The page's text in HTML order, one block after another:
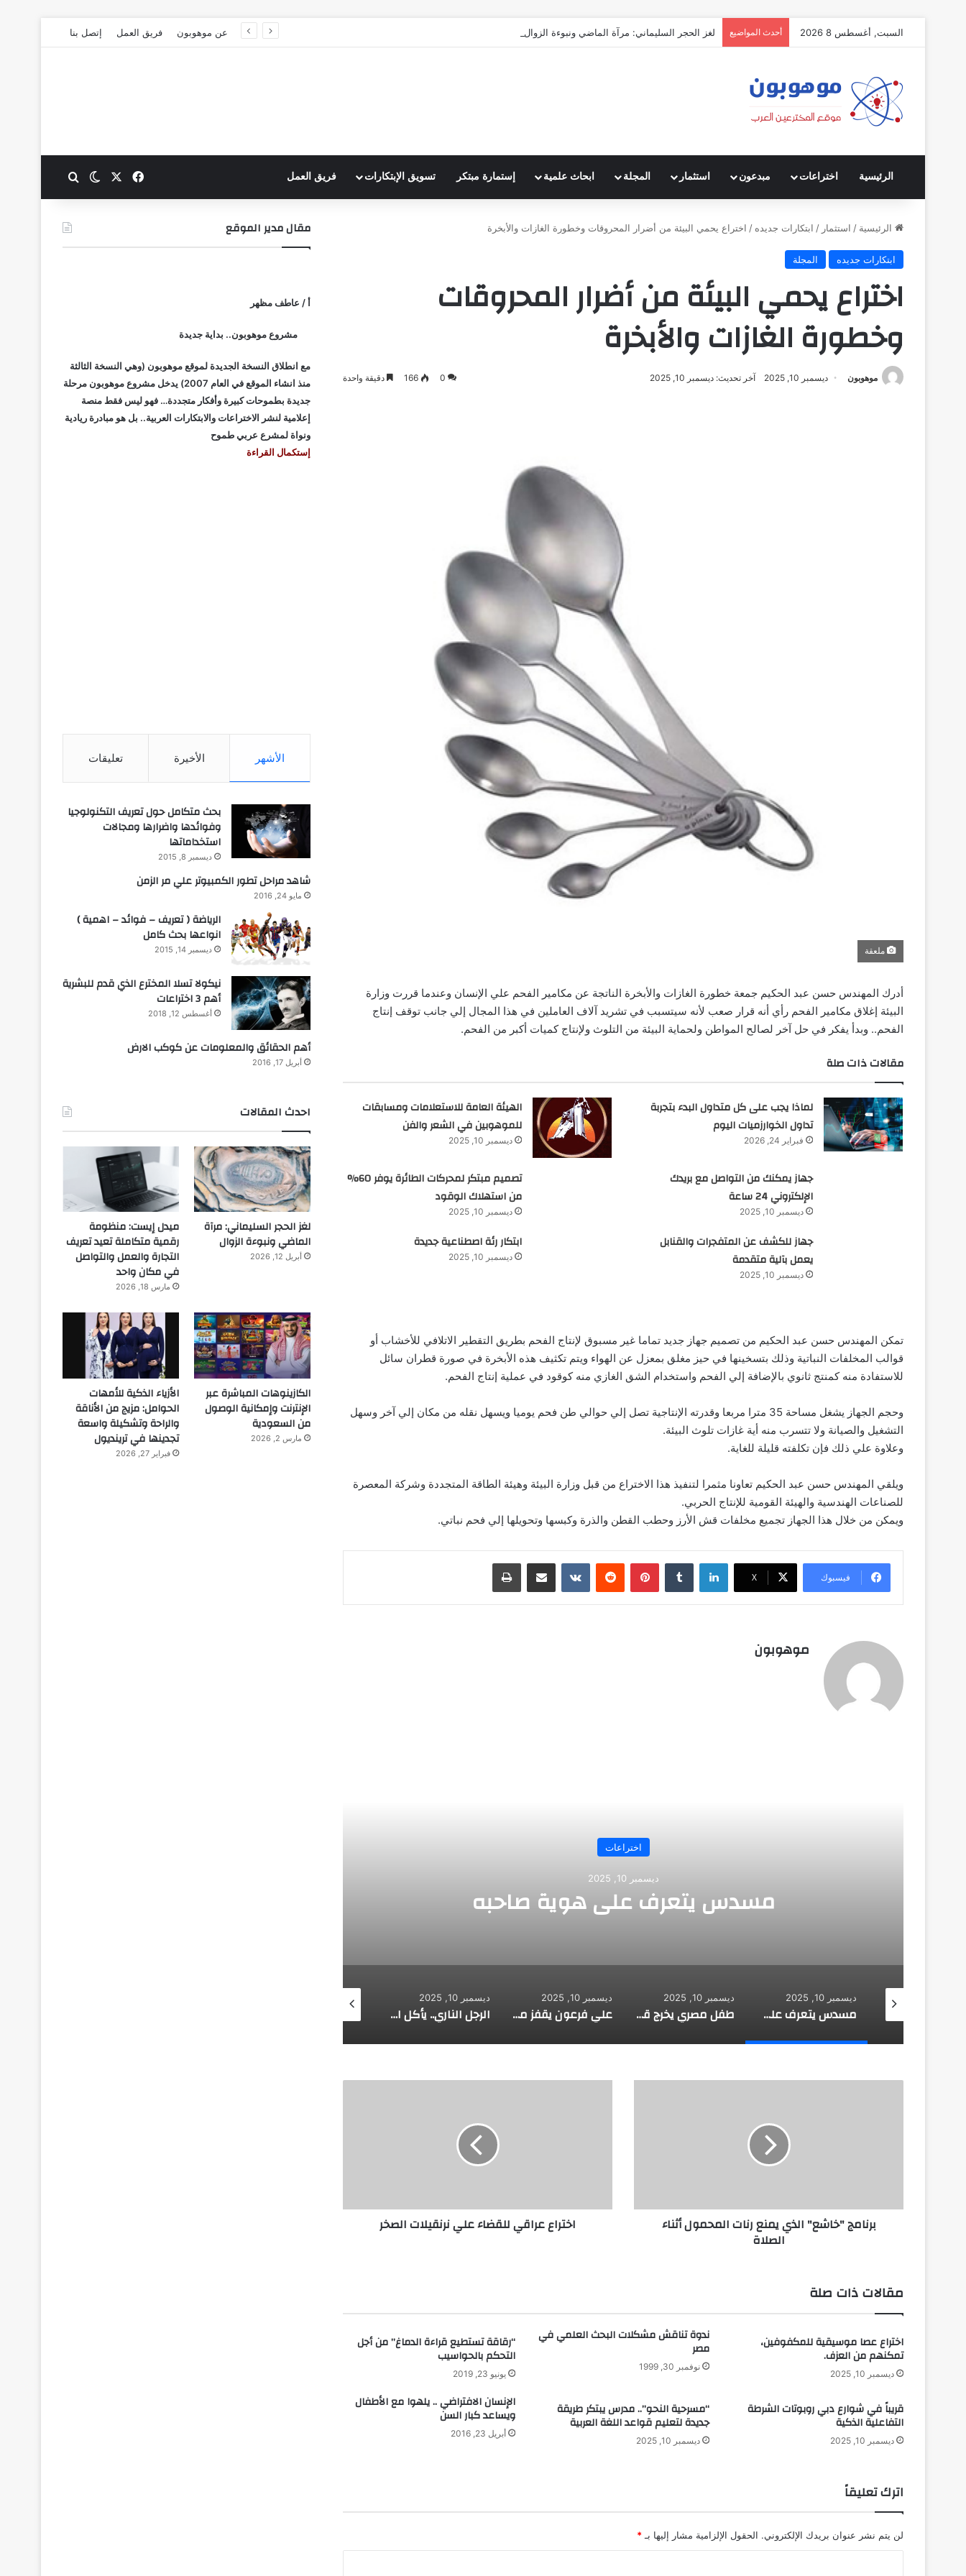
السبت, أغسطس 8 2026 أحدث المواضيع لغز الحجر السليماني: مرآة الماضي ونبوءة الزوال عن موهوبون فريق العمل إتصل بنا
الرئيسية اختراعات مبدعون استثمار المجلة ابحاث علمية إستمارة مبتكر تسويق الإبتكارات فريق العمل فيسبوك الوضع المظلم
الرئيسية / استثمار / ابتكارات جديده / اختراع يحمي البيئة من أضرار المحروقات وخطورة الغازات والأبخرة
ابتكارات جديده المجلة
اختراع يحمي البيئة من أضرار المحروقات
وخطورة الغازات والأبخرة
موهوبون ديسمبر 10, 2025 آخر تحديث: ديسمبر 10, 2025 0
166 دقيقة واحدة
ملعقة
أدرك المهندس حسن عبد الحكيم جمعة خطورة الغازات والأبخرة الناتجة عن مكامير الفحم علي الإنسان وعندما قررت وزارة
البيئة إغلاق مكامير الفحم رأي أنه قرار صعب لأنه سيتسبب في تشريد آلاف العاملين في هذا المجال إلي جانب توقف إنتاج
الفحم.. وبدأ يفكر في حل آخر لصالح المواطن ولحماية البيئة من التلوث ولإنتاج كميات أكبر من الفحم.
مقالات ذات صلة
لماذا يجب على كل متداول البدء بتجربة
تداول الخوارزميات اليوم
فبراير 24, 2026
الهيئة العامة للاستعلامات ومسابقات
للموهوبين في الشعر والفن
ديسمبر 10, 2025
جهاز يمكنك من التواصل مع بريدك
الإلكتروني 24 ساعة
ديسمبر 10, 2025
تصميم مبتكر لمحركات الطائرة يوفر 60%
من استهلاك الوقود
ديسمبر 10, 2025
جهاز للكشف عن المتفجرات والقنابل
يعمل بآلية متقدمة
ديسمبر 10, 2025
ابتكار رئة اصطناعية جديدة
ديسمبر 10, 2025
تمكن المهندس حسن عبد الحكيم من تصميم جهاز جديد تماما غير مسبوق لإنتاج الفحم بطريق التقطير الاتلافي للأخشاب أو
قوالب المخلفات النباتية وذلك بتسخينها في حيز مغلق بمعزل عن الهواء ويتم تكثيف هذه الأبخرة في صورة قطران سائل
للاستفادة منه كمنتج ثانوي بالإضافة إلي الفحم واستخدام الشق الغازي منه كوقود في عملية إنتاج الفحم.
وحجم الجهاز يشغل مساحة 35 مترا مربعا وقدرته الإنتاجية تصل إلي حوالي طن فحم يوميا ويسهل نقله من مكان إلي آخر وسهل
التشغيل والصيانة ولا تتسرب منه أية غازات تلوث البيئة.
وعلاوة علي ذلك فإن تكلفته قليلة للغاية.
ويلقي المهندس حسن عبد الحكيم تعاونا مثمرا لتنفيذ هذا الاختراع من قبل وزارة البيئة وهيئة الطاقة المتجددة وشركة المعصرة
للصناعات الهندسية والهيئة القومية للإنتاج الحربي.
ويمكن من خلال هذا الجهاز تجميع مخلفات قش الأرز وحطب القطن والذرة وكبسها وتحويلها إلي فحم نباتي.
فيسبوك ‫X
لينكدإن بينتيريست
موهوبون
اختراعات
ديسمبر 10, 2025
مسدس يتعرف على هوية صاحبه
طائرة روسية لا تحتاج إلى مطار
ديسمبر 10, 2025
مسدس يتعرف على هوية صاحبه
ديسمبر 10, 2025
طفل مصري يخرج قصاصات الورق من أنفه وفمه
ديسمبر 10, 2025
علي فرعون يقفز من الطابق العشرين ويأكل النار ويحطم سورا
ديسمبر 10, 2025
الرجل الناري.. يأكل الجمر ويثني الحديد بأسنانه
ديسمبر 10, 2025
ا
ذ
ي
م
ن
ع
ن
ا
ت
ح
م
ل
برنامج "خاشع" الذي يمنع رنات المحمول أثناء
الصلاة
ا
ا
ء
ن
ا
اختراع عراقي للقضاء علي نرنقيلات الصخر
مقالات ذات صلة
اختراع عصا موسيقية للمكفوفين،
تمكنهم من العزف.
ديسمبر 10, 2025
ندوة تناقش مشكلات البحث العلمي في
مصر
نوفمبر 30, 1999
“رقاقة تستطيع قراءة الدماغ” من أجل
التحكم بالحواسيب
يونيو 23, 2019
قريباً في شوارع دبي روبوتات الشرطة
التفاعلية الذكية
ديسمبر 10, 2025
“مسرحية النحو”.. مدرس يبتكر طريقة
جديدة لتعليم قواعد اللغة العربية
ديسمبر 10, 2025
الإنسان الافتراضي .. يلهوا مع الأطفال
ويساعد كبار السن
أبريل 23, 2016
اترك تعليقاً
لن يتم نشر عنوان بريدك الإلكتروني. الحقول الإلزامية مشار إليها بـ *
مقال مدير الموقع
أ / عاطف مظهر
مشروع موهوبون.. بداية جديدة
مع انطلاق النسخة الجديدة لموقع موهوبون (وهي النسخة الثالثة
منذ انشاء الموقع في العام 2007) يدخل مشروع موهوبون مرحلة
جديدة بطموحات كبيرة وأفكار متجددة… فهو ليس فقط منصة
إعلامية لنشر الاختراعات والابتكارات العربية.. بل هو مبادرة ريادية
ونواة لمشرع عربي طموح
إستكمال القراءة
الأشهر الأخيرة تعليقات
بحث متكامل حول تعريف التكنولوجيا
وفوائدها واضرارها ومجالات
استخداماتها
ديسمبر 8, 2015
شاهد مراحل تطور الكمبيوتر علي مر الزمن
مايو 24, 2016
الرياضة ( تعريف – فوائد – اهمية )
انواعها بحث كامل
ديسمبر 14, 2015
نيكولا تسلا المخترع الذي قدم للبشرية
أهم 3 اختراعات
أغسطس 12, 2018
أهم الحقائق والمعلومات عن كوكب الارض
أبريل 17, 2016
احدث المقالات
لغز الحجر السليماني: مرآة
الماضي ونبوءة الزوال
أبريل 12, 2026
ميدل إيست: منظومة
رقمية متكاملة تعيد تعريف
التجارة والعمل والتواصل
في مكان واحد
مارس 18, 2026
الكازينوهات المباشرة عبر
الإنترنت وإمكانية الوصول
من السعودية
مارس 2, 2026
الأزياء الذكية للأمهات
الحوامل: مزيج من الأناقة
والراحة وتشكيلة واسعة
تجدينها في ترينديول
فبراير 27, 2026